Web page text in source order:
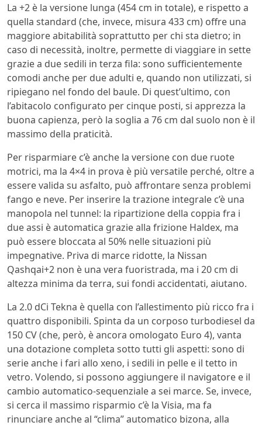
La +2 è la versione lunga (454 cm in totale), e rispetto a
quella standard (che, invece, misura 433 cm) offre una
maggiore abitabilità soprattutto per chi sta dietro; in
caso di necessità, inoltre, permette di viaggiare in sette
grazie a due sedili in terza fila: sono sufficientemente
comodi anche per due adulti e, quando non utilizzati, si
ripiegano nel fondo del baule. Di quest’ultimo, con
l’abitacolo configurato per cinque posti, si apprezza la
buona capienza, però la soglia a 76 cm dal suolo non è il
massimo della praticità.
Per risparmiare c’è anche la versione con due ruote
motrici, ma la 4×4 in prova è più versatile perché, oltre a
essere valida su asfalto, può affrontare senza problemi
fango e neve. Per inserire la trazione integrale c’è una
manopola nel tunnel: la ripartizione della coppia fra i
due assi è automatica grazie alla frizione Haldex, ma
può essere bloccata al 50% nelle situazioni più
impegnative. Priva di marce ridotte, la Nissan
Qashqai+2 non è una vera fuoristrada, ma i 20 cm di
altezza minima da terra, sui fondi accidentati, aiutano.
La 2.0 dCi Tekna è quella con l’allestimento più ricco fra i
quattro disponibili. Spinta da un corposo turbodiesel da
150 CV (che, però, è ancora omologato Euro 4), vanta
una dotazione completa sotto tutti gli aspetti: sono di
serie anche i fari allo xeno, i sedili in pelle e il tetto in
vetro. Volendo, si possono aggiungere il navigatore e il
cambio automatico-sequenziale a sei marce. Se, invece,
si cerca il massimo risparmio c’è la Visia, ma fa
rinunciare anche al “clima” automatico bizona, alla